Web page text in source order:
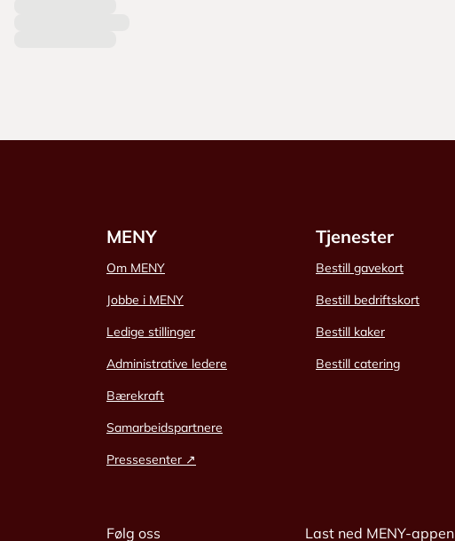
MENY
Om MENY
Jobbe i MENY
Ledige stillinger
Administrative ledere
Bærekraft
Samarbeidspartnere
Pressesenter ↗
Tjenester
Bestill gavekort
Bestill bedriftskort
Bestill kaker
Bestill catering
Følg oss Last ned MENY-appen